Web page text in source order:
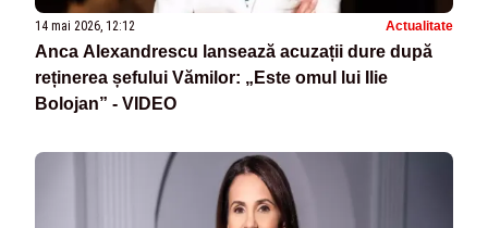
14 mai 2026, 12:12 Actualitate
Anca Alexandrescu lansează acuzații dure după
reținerea șefului Vămilor: „Este omul lui Ilie
Bolojan” - VIDEO